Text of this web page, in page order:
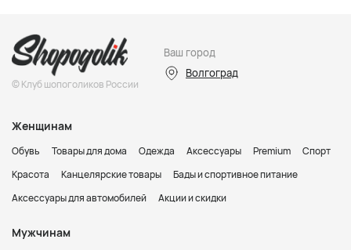
© Клуб шопоголиков России
Ваш город
Волгоград
Женщинам
Обувь Товары для дома Одежда Аксессуары Premium
Спорт
Красота
Канцелярские товары
Бады и спортивное питание
Аксессуары для автомобилей
Акции и скидки
Мужчинам